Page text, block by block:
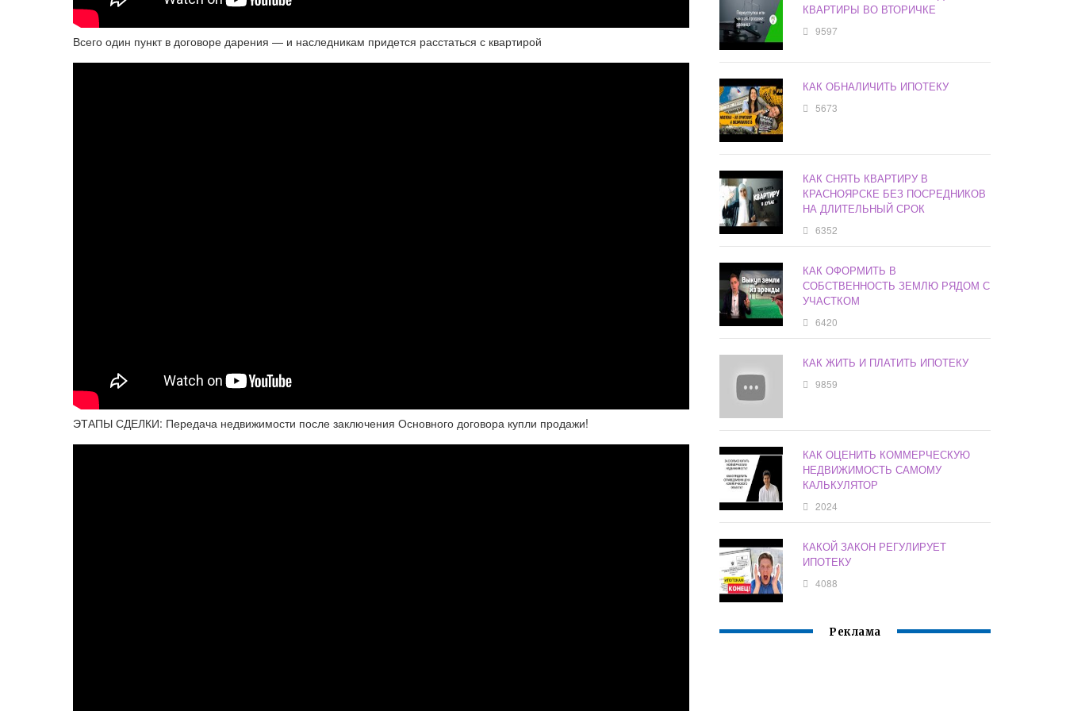
Всего один пункт в договоре дарения — и наследникам придется расстаться с квартирой
ЭТАПЫ СДЕЛКИ: Передача недвижимости после заключения Основного договора купли продажи!
КВАРТИРЫ ВО ВТОРИЧКЕ
9597
КАК ОБНАЛИЧИТЬ ИПОТЕКУ
5673
КАК СНЯТЬ КВАРТИРУ В
КРАСНОЯРСКЕ БЕЗ ПОСРЕДНИКОВ
НА ДЛИТЕЛЬНЫЙ СРОК
6352
КАК ОФОРМИТЬ В
СОБСТВЕННОСТЬ ЗЕМЛЮ РЯДОМ С
УЧАСТКОМ
6420
КАК ЖИТЬ И ПЛАТИТЬ ИПОТЕКУ
9859
КАК ОЦЕНИТЬ КОММЕРЧЕСКУЮ
НЕДВИЖИМОСТЬ САМОМУ
КАЛЬКУЛЯТОР
2024
КАКОЙ ЗАКОН РЕГУЛИРУЕТ
ИПОТЕКУ
4088
Реклама